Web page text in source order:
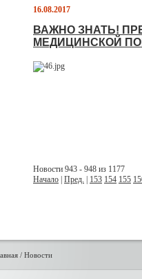
16.08.2017
ВАЖНО ЗНАТЬ!
МЕДИЦИНСКОЙ
Новости 943 - 948 из 1177
Начало Пред. 153 154 155
/ Новости